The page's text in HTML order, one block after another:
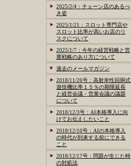
2025/2/4：チェーン店のあるべ
き姿
2025/1/21：スロット専門店や
スロット比率が高いお店のリ
スクについて
2025/1/7：今年の経営戦略と営
業戦略のあり方について
過去のメールマガジン
2018/11/26号：高射幸性回胴式
遊技機比率１５％の期限延長
と経営会議・営業会議の議題
について
2018/12/3号：AI本格導入に向
けてお伝えしたいこと
2018/12/10号：AIの本格導入
の時代が到来する前にできる
こと
2018/12/17号：問題が生じた時
の対処法